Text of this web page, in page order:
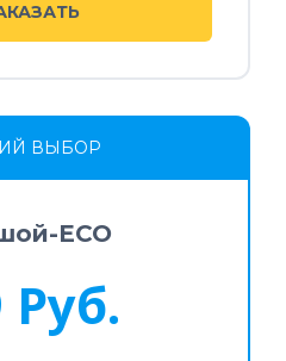
ВЫБОР
ECO
Руб.